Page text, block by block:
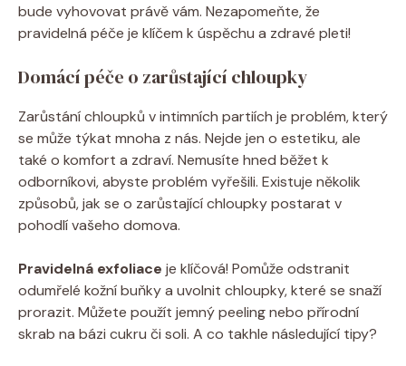
bude vyhovovat právě vám. Nezapomeňte, že
pravidelná péče je klíčem k úspěchu a zdravé pleti!
Domácí péče o zarůstající chloupky
Zarůstání chloupků v intimních partiích je problém, který
se může týkat mnoha z nás. Nejde jen o estetiku, ale
také o komfort a zdraví. Nemusíte hned běžet k
odborníkovi, abyste problém vyřešili. Existuje několik
způsobů, jak se o zarůstající chloupky postarat v
pohodlí vašeho domova.
Pravidelná exfoliace je klíčová! Pomůže odstranit
odumřelé kožní buňky a uvolnit chloupky, které se snaží
prorazit. Můžete použít jemný peeling nebo přírodní
skrab na bázi cukru či soli. A co takhle následující tipy?